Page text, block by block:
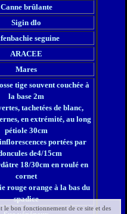
Canne brûlante
Sigin dlo
seguine
ARACEE
Mares
tige souvent couchée à
la base 2m
tachetées de blanc,
en extrémité, au long
pétiole 30cm
portées par
de4/15cm
18/30cm en roulé en
cornet
rouge orange à la bas du
spadice
le bon fonctionnement de ce site et des